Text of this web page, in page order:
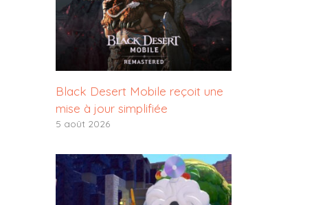
Black Desert Mobile reçoit une
mise à jour simplifiée
5 août 2026